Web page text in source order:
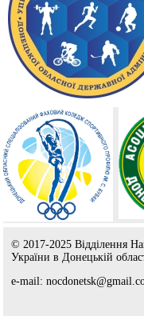
© 2017-2025 Відділення
України в Донецькій
e-mail: